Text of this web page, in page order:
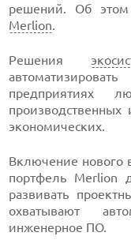
решений. Об этом
Merlion.
Решения
предприятиях
экономических.
Включение нового
портфель Merlion
развивать
охватывают
инженерное ПО.